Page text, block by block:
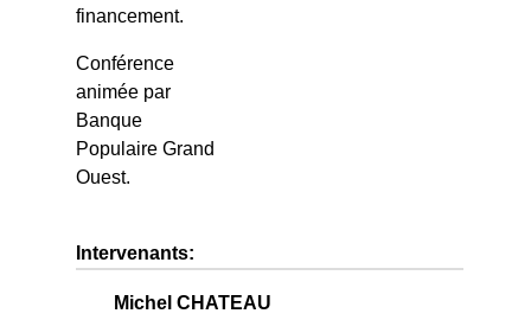
financement.
Conférence
animée par
Banque
Populaire Grand
Ouest.
Intervenants:
Michel CHATEAU